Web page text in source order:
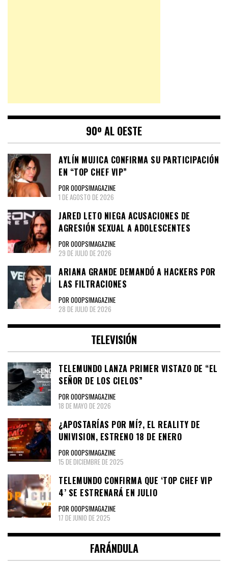
90º AL OESTE
AYLÍN MUJICA CONFIRMA SU PARTICIPACIÓN
EN “TOP CHEF VIP”
POR OOOPS!MAGAZINE
1 DE AGOSTO DE 2026
JARED LETO NIEGA ACUSACIONES DE
AGRESIÓN SEXUAL A ADOLESCENTES
POR OOOPS!MAGAZINE
29 DE JULIO DE 2026
ARIANA GRANDE DEMANDÓ A HACKERS POR
LAS FILTRACIONES
POR OOOPS!MAGAZINE
28 DE JULIO DE 2026
TELEVISIÓN
TELEMUNDO LANZA PRIMER VISTAZO DE “EL
SEÑOR DE LOS CIELOS”
POR OOOPS!MAGAZINE
18 DE MAYO DE 2026
¿APOSTARÍAS POR MÍ?, EL REALITY DE
UNIVISION, ESTRENO 18 DE ENERO
POR OOOPS!MAGAZINE
15 DE DICIEMBRE DE 2025
TELEMUNDO CONFIRMA QUE ‘TOP CHEF VIP
4’ SE ESTRENARÁ EN JULIO
POR OOOPS!MAGAZINE
17 DE JUNIO DE 2025
FARÁNDULA